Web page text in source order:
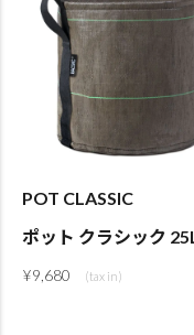
POT CLASSIC
ポット クラシック 25L
¥9,680